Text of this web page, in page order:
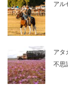
アル
アタ
不思